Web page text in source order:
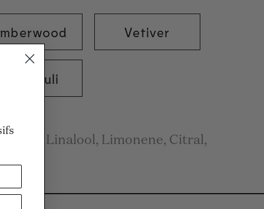
Vetiver
Patchouli
Eau, Linalool, Limonene, Citral,